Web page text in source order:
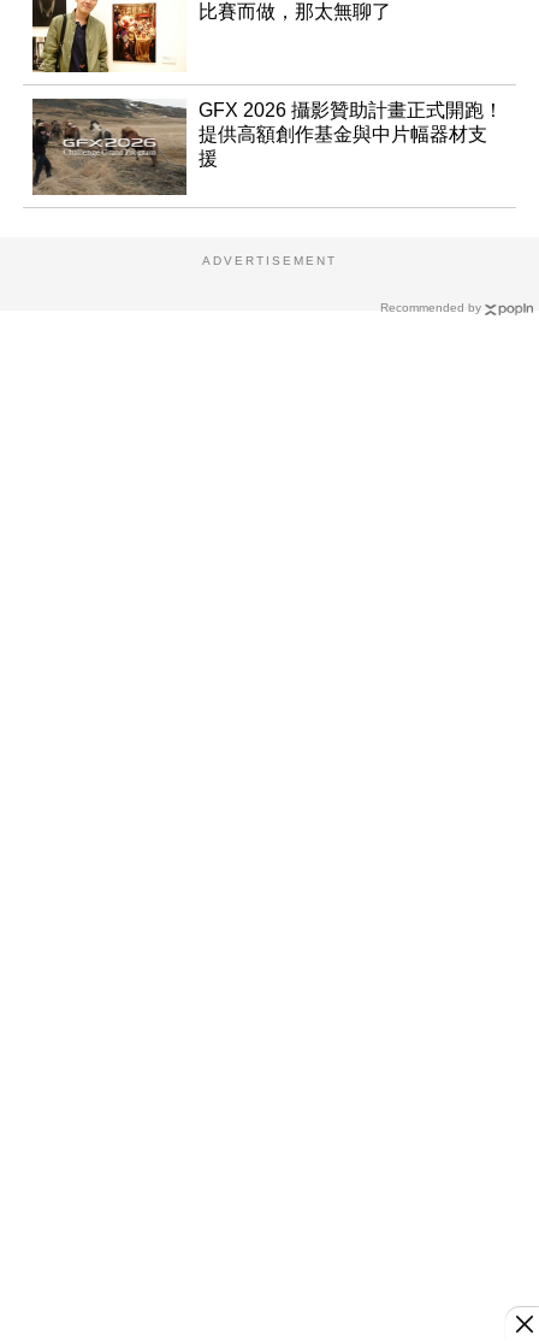
比賽而做，那太無聊了
GFX 2026 攝影贊助計畫正式開跑！
提供高額創作基金與中片幅器材支
援
Recommended by
ADVERTISEMENT